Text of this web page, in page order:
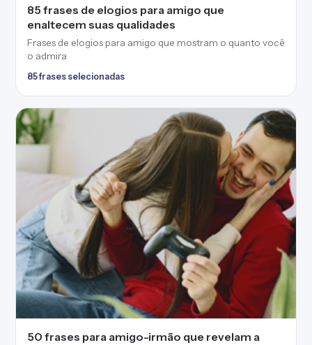
85 frases de elogios para amigo que
enaltecem suas qualidades
Frases de elogios para amigo que mostram o quanto você
o admira
85 frases selecionadas
50 frases para amigo-irmão que revelam a